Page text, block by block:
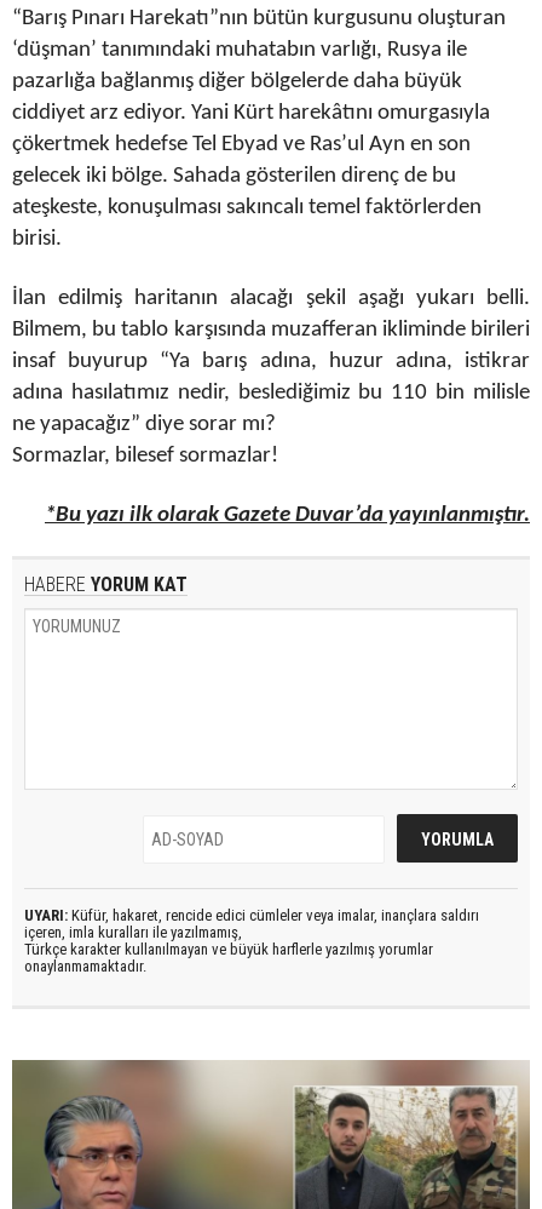
“Barış Pınarı Harekatı”nın bütün kurgusunu oluşturan
‘düşman’ tanımındaki muhatabın varlığı, Rusya ile
pazarlığa bağlanmış diğer bölgelerde daha büyük
ciddiyet arz ediyor. Yani Kürt harekâtını omurgasıyla
çökertmek hedefse Tel Ebyad ve Ras’ul Ayn en son
gelecek iki bölge. Sahada gösterilen direnç de bu
ateşkeste, konuşulması sakıncalı temel faktörlerden
birisi.
İlan edilmiş haritanın alacağı şekil aşağı yukarı belli.
Bilmem, bu tablo karşısında muzafferan ikliminde birileri
insaf buyurup “Ya barış adına, huzur adına, istikrar
adına hasılatımız nedir, beslediğimiz bu 110 bin milisle
ne yapacağız” diye sorar mı?
Sormazlar, bilesef sormazlar!
*Bu yazı ilk olarak Gazete Duvar’da yayınlanmıştır.
HABERE YORUM KAT
UYARI: Küfür, hakaret, rencide edici cümleler veya imalar, inançlara saldırı
içeren, imla kuralları ile yazılmamış,
Türkçe karakter kullanılmayan ve büyük harflerle yazılmış yorumlar
onaylanmamaktadır.